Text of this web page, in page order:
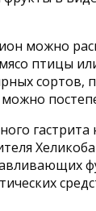
можно
птицы
сортов,
гастрита